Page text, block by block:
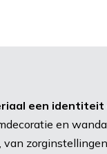
een identiteit
en